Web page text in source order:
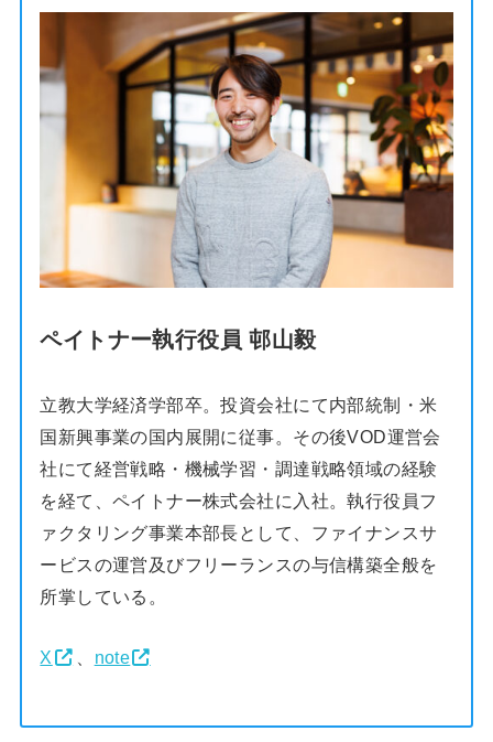
ペイトナー執行役員 邨山毅
立教大学経済学部卒。投資会社にて内部統制・米
国新興事業の国内展開に従事。その後VOD運営会
社にて経営戦略・機械学習・調達戦略領域の経験
を経て、ペイトナー株式会社に入社。執行役員フ
ァクタリング事業本部長として、ファイナンスサ
ービスの運営及びフリーランスの与信構築全般を
所掌している。
X note